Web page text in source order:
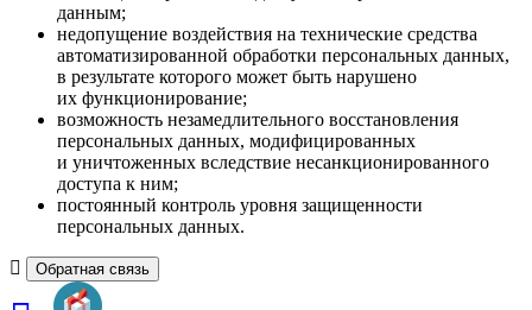
данным;
недопущение воздействия на технические средства
автоматизированной обработки персональных данных,
в результате которого может быть нарушено
их функционирование;
возможность незамедлительного восстановления
персональных данных, модифицированных
и уничтоженных вследствие несанкционированного
доступа к ним;
постоянный контроль уровня защищенности
персональных данных.
Обратная связь